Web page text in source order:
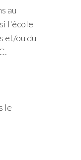
au
l'école
et/ou du
le